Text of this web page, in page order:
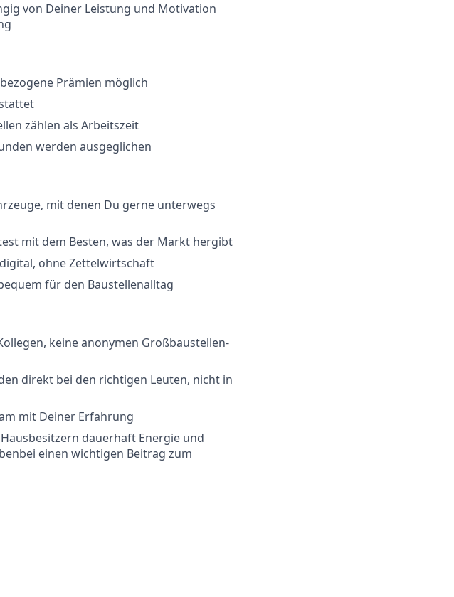
von Deiner Leistung und Motivation
Prämien möglich
zählen als Arbeitszeit
werden ausgeglichen
mit denen Du gerne unterwegs
mit dem Besten, was der Markt hergibt
ohne Zettelwirtschaft
für den Baustellenalltag
keine anonymen Großbaustellen-
direkt bei den richtigen Leuten, nicht in
mit Deiner Erfahrung
dauerhaft Energie und
einen wichtigen Beitrag zum